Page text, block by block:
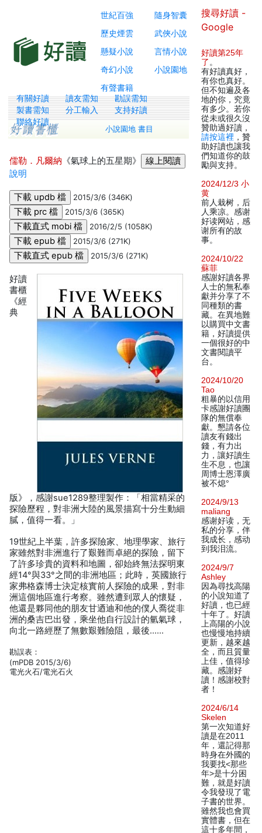
世紀百強
隨身智囊
歷史煙雲
武俠小說
懸疑小說
言情小說
奇幻小說
小說園地
有聲書籍
有關好讀 讀友需知
勘誤需知
製書需知
分工輸入
支持好讀
聯絡好讀
小說園地 書目
儒勒．凡爾納 《氣球上的五星期》
說明
2015/3/6 (346K)
2015/3/6 (365K)
2016/2/5 (1058K)
2015/3/6 (271K)
2015/3/6 (271K)
好讀
書櫃
《經
典
版》，感謝sue1289整理製作：「相當精采的
探險歷程，對非洲大陸的風景描寫十分生動細
膩，值得一看。」
19世紀上半葉，許多探險家、地理學家、旅行
家雖然對非洲進行了艱難而卓絕的探險，留下
了許多珍貴的資料和地圖，卻始終無法探明東
經14°與33°之間的非洲地區；此時，英國旅行
家弗格森博士決定核實前人探險的成果，對非
洲這個地區進行考察。雖然遭到眾人的懷疑，
他還是夥同他的朋友甘迺迪和他的僕人喬從非
洲的桑吉巴出發，乘坐他自行設計的氫氣球，
向北一路經歷了無數艱難險阻，最後……
勘誤表：
(mPDB 2015/3/6)
電光火石/電光石火
搜尋好讀 -
Google
好讀第25年
了 。
有好讀真好，
有你也真好。
但不知遍及各
地的你，究竟
有多少。若你
從未或很久沒
贊助過好讀，
請按這裡 ，贊
助好讀也讓我
們知道你的鼓
勵與支持。
2024/12/3 小
黄
前人栽树，后
人乘凉。感谢
好读网站，感
谢所有的故
事。
2024/10/22
蘇菲
感謝好讀各界
人士的無私奉
獻并分享了不
同種類的書
藏。在異地難
以購買中文書
籍，好讀提供
一個很好的中
文書閱讀平
台。
2024/10/20
Tao
粗暴的以信用
卡感謝好讀團
隊的無償奉
獻。懇請各位
讀友有錢出
錢，有力出
力，讓好讀生
生不息，也讓
周博士恩澤廣
被不熄°
2024/9/13
maliang
感谢好读，无
私的分享，伴
我成长，感动
到我泪流。
2024/9/7
Ashley
因為尋找高陽
的小說知道了
好讀，也已經
十年了。好讀
上高陽的小說
也慢慢地持續
更新，越來越
全，而且質量
上佳，值得珍
藏。感謝好
讀！感謝校對
者！
2024/6/14
Skelen
第一次知道好
讀是在2011
年，還記得那
時身在外國的
我要找<那些
年>是十分困
難，就是好讀
令我發現了電
子書的世界。
雖然我也會買
實體書，但在
這十多年間，